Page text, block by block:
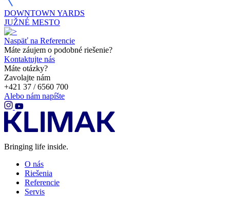
DOWNTOWN YARDS
JUŽNÉ MESTO
Naspäť na Referencie
Máte záujem o podobné riešenie?
Kontaktujte nás
Máte otázky?
Zavolajte nám
+421 37 / 6560 700
Alebo nám napíšte
Bringing life inside.
O nás
Riešenia
Referencie
Servis